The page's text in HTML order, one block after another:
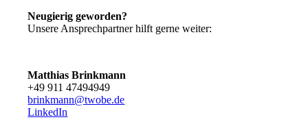
Neugierig geworden?
Unsere Ansprechpartner hilft gerne weiter:
Matthias Brinkmann
+49 911 47494949
brinkmann@twobe.de
LinkedIn